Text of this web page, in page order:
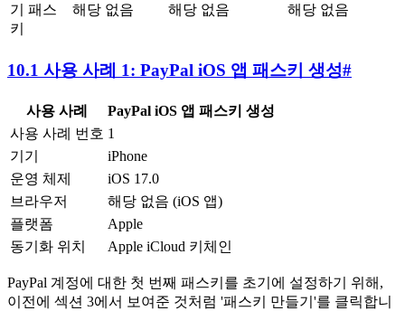
기 패스
키
해당 없음 해당 없음 해당 없음
10.1 사용 사례 1: PayPal iOS 앱 패스키 생성#
사용 사례
PayPal iOS 앱 패스키 생성
사용 사례 번호 1
기기
iPhone
운영 체제
iOS 17.0
브라우저
해당 없음 (iOS 앱)
플랫폼
Apple
동기화 위치
Apple iCloud 키체인
PayPal 계정에 대한 첫 번째 패스키를 초기에 설정하기 위해,
이전에 섹션 3에서 보여준 것처럼 '패스키 만들기'를 클릭합니